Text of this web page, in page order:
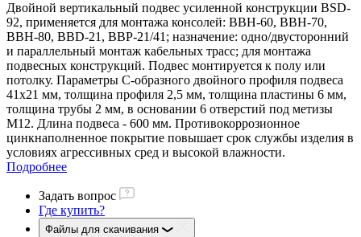
Двойной вертикальный подвес усиленной конструкции BSD-
92, применяется для монтажа консолей: ВВН-60, ВВН-70,
ВВН-80, BBD-21, BBP-21/41; назначение: одно/двусторонний
и параллельный монтаж кабельных трасс; для монтажа
подвесных конструкций. Подвес монтируется к полу или
потолку. Параметры С-образного двойного профиля подвеса
41х21 мм, толщина профиля 2,5 мм, толщина пластины 6 мм,
толщина трубы 2 мм, в основании 6 отверстий под метизы
М12. Длина подвеса - 600 мм. Противокоррозионное
цинкнаполненное покрытие повышает срок службы изделия в
условиях агрессивных сред и высокой влажности.
Подробнее
Задать вопрос
Где купить?
Файлы для скачивания